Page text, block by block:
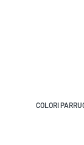
COLORI